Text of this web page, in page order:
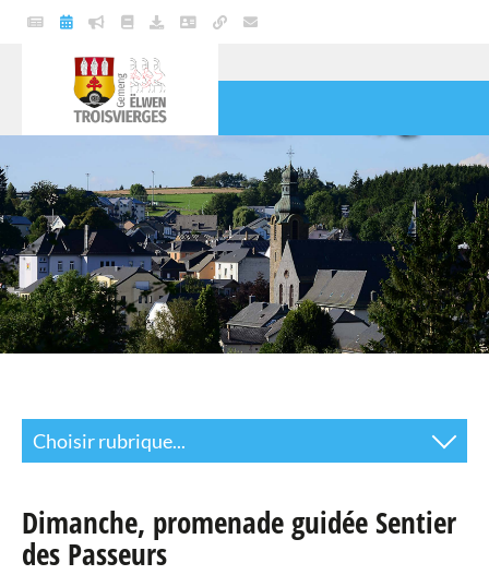
COMMUNE
SERVICES
VIE PRATIQUE
Choisir rubrique...
Agenda
Dimanche, promenade guidée Sentier
des Passeurs